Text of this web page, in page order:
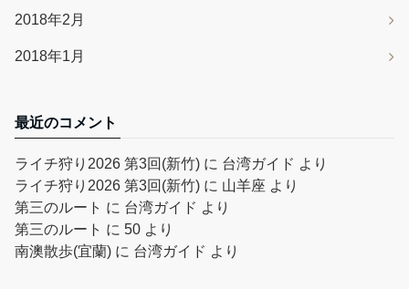
2018年2月
2018年1月
最近のコメント
ライチ狩り2026 第3回(新竹) に 台湾ガイド より
ライチ狩り2026 第3回(新竹) に 山羊座 より
第三のルート に 台湾ガイド より
第三のルート に 50 より
南澳散歩(宜蘭) に 台湾ガイド より